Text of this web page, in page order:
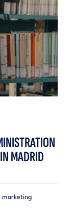
MADRID
marketing